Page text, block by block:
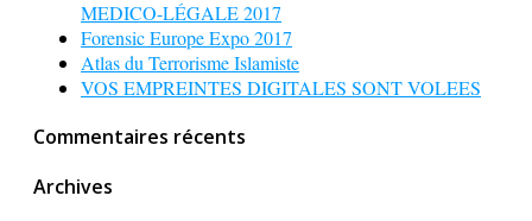
MEDICO-LÉGALE 2017
Forensic Europe Expo 2017
Atlas du Terrorisme Islamiste
VOS EMPREINTES DIGITALES SONT VOLEES
Commentaires récents
Archives